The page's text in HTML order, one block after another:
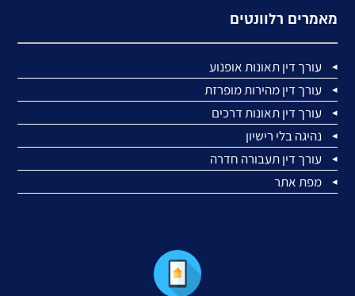
מאמרים רלוונטים
עורך דין תאונות אופנוע
עורך דין מהירות מופרזת
עורך דין תאונות דרכים
נהיגה בלי רישיון
עורך דין תעבורה חדרה
מפת אתר